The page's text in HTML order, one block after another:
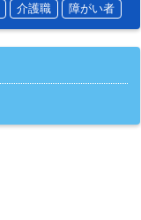
介護職 障がい者